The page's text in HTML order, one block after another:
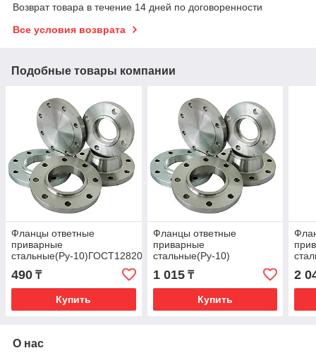
Возврат товара в течение 14 дней по договоренности
Все условия возврата
Подобные товары компании
Фланцы ответные
приварные
стальные(Ру-10)ГОСТ12820-
80 Ду20
490 ₸
Купить
Фланцы ответные
приварные
стальные(Ру-10)
ГОСТ12820-80Ду32
1 015₸
Купить
2
О нас